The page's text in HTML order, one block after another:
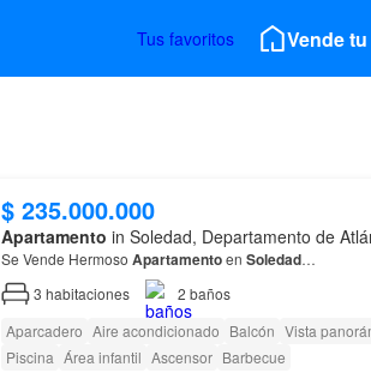
Tus favoritos Vende
$ 235.000.000
Apartamento in Soledad, Departamento de
Se Vende Hermoso Apartamentoen Soledad…
3 habitaciones 2 baños
Aparcadero Aire acondicionado Balcón Vista
Piscina Área infantil Ascensor Barbecue